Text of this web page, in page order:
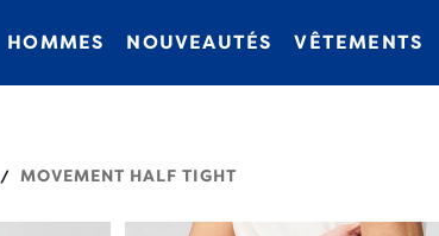
HOMMES NOUVEAUTÉS VÊTEMENTS
/ MOVEMENT HALF TIGHT